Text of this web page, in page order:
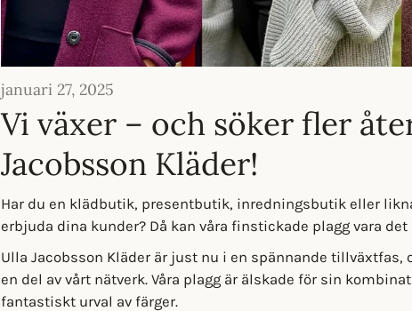
januari 27, 2025
Vi växer – och söker fler
Jacobsson Kläder!
Har du en klädbutik, presentbutik, inredningsbutik eller
erbjuda dina kunder? Då kan våra finstickade plagg vara
Ulla Jacobsson Kläder är just nu i en spännande
en del av vårt nätverk. Våra plagg är älskade för sin
fantastiskt urval av färger.